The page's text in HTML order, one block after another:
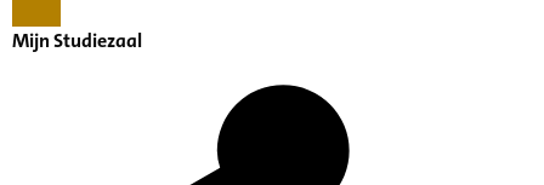
Mijn Studiezaal